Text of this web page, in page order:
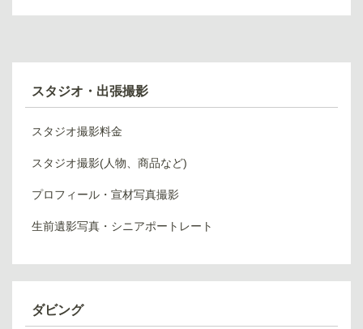
スタジオ・出張撮影
スタジオ撮影料金
スタジオ撮影(人物、商品など)
プロフィール・宣材写真撮影
生前遺影写真・シニアポートレート
ダビング